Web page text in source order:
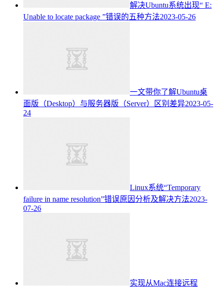
解决Ubuntu系统出现“ E:
Unable to locate package ”错误的五种方法2023-05-26
一文带你了解Ubuntu桌
面版（Desktop）与服务器版（Server）区别差异2023-05-
24
Linux系统“Temporary
failure in name resolution”错误原因分析及解决方法2023-
07-26
实现从Mac连接远程